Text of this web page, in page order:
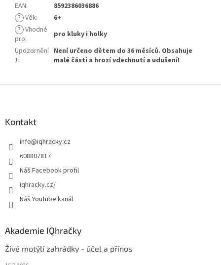
EAN:
8592386036886
? Věk:
6+
? Vhodné
pro:
pro kluky i holky
Upozornění
1:
Není určeno dětem do 36 měsíců. Obsahuje
malé části a hrozí vdechnutí a udušení!
Kontakt
info@iqhracky.cz
608807817
Náš Facebook profil
iqhracky.cz/
Náš Youtube kanál
Akademie IQhračky
Živé motýlí zahrádky - účel a přínos